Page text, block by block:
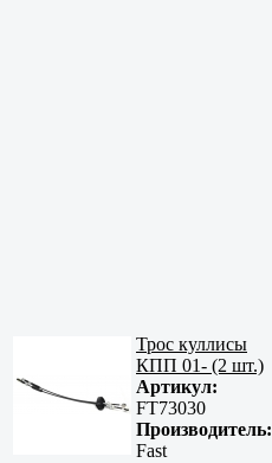
Трос куллисы
КПП 01- (2 шт.)
Артикул:
FT73030
Производитель:
Fast